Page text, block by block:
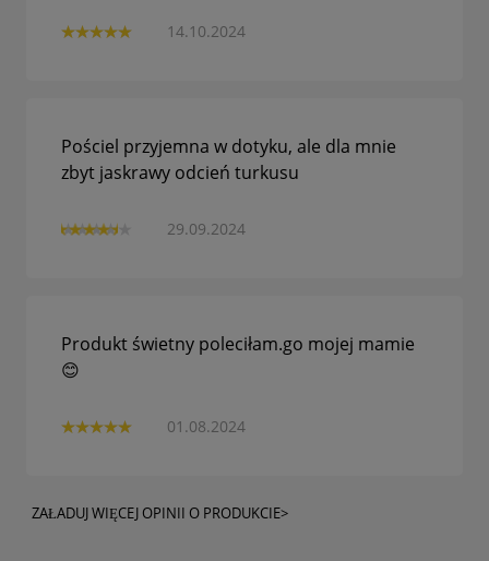
14.10.2024
29.09.2024
Pościel przyjemna w dotyku, ale dla mnie
zbyt jaskrawy odcień turkusu
01.08.2024
Produkt świetny poleciłam.go mojej mamie
😊
ZAŁADUJ WIĘCEJ OPINII O PRODUKCIE>